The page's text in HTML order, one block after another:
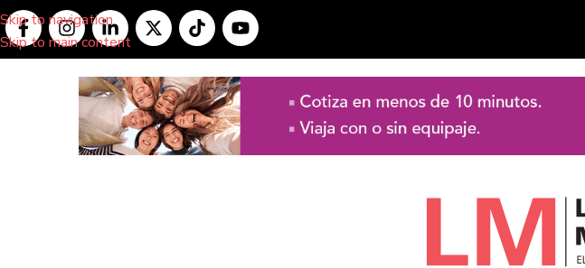
Skip to navigation
Skip to main content